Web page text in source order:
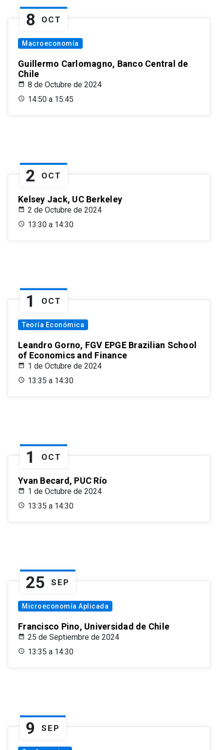
8 OCT
Macroeconomía
Guillermo Carlomagno, Banco Central de
Chile
8 de Octubre de 2024
14:50 a 15:45
2 OCT
Kelsey Jack, UC Berkeley
2 de Octubre de 2024
13:30 a 14:30
1 OCT
Teoría Económica
Leandro Gorno, FGV EPGE Brazilian School
of Economics and Finance
1 de Octubre de 2024
13:35 a 14:30
1 OCT
Yvan Becard, PUC Río
1 de Octubre de 2024
13:35 a 14:30
25 SEP
Microeconomía Aplicada
Francisco Pino, Universidad de Chile
25 de Septiembre de 2024
13:35 a 14:30
9 SEP